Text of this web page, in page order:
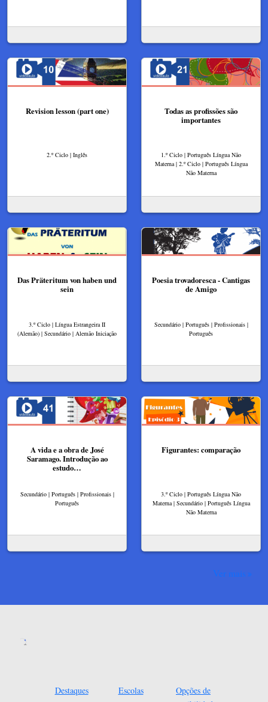
Revision lesson (part one)
2.º Ciclo | Inglês
Todas as profissões são
importantes
1.º Ciclo | Português Língua Não
Materna | 2.º Ciclo | Português Língua
Não Materna
Das Präteritum von haben und
sein
3.º Ciclo | Língua Estrangeira II
(Alemão) | Secundário | Alemão Iniciação
Poesia trovadoresca - Cantigas
de Amigo
Secundário | Português | Profissionais |
Português
A vida e a obra de José
Saramago. Introdução ao
estudo…
Secundário | Português | Profissionais |
Português
Figurantes: comparação
3.º Ciclo | Português Língua Não
Materna | Secundário | Português Língua
Não Materna
Ver mais
Destaques Escolas
Opções de